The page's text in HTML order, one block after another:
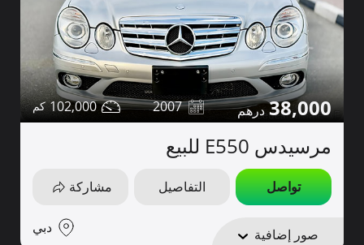
38,000
2007
102,000
مرسيدس E550 للبيع
تواصل التفاصيل مشاركة
صور إضافية دبي